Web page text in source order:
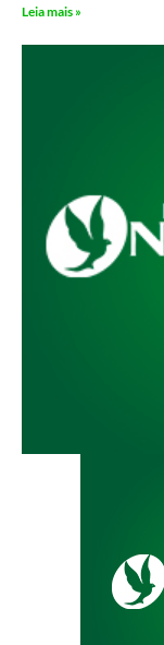
Leia mais »